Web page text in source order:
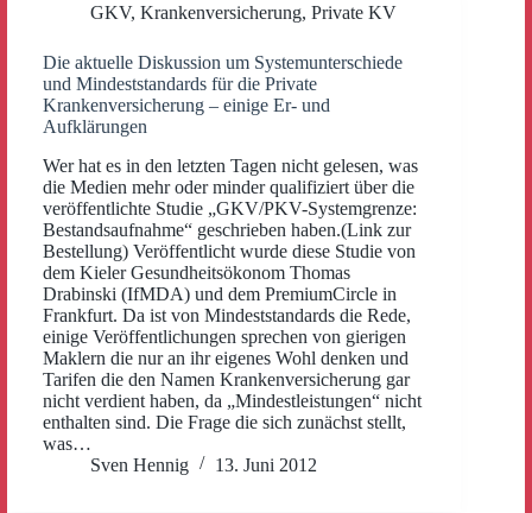
GKV, Krankenversicherung, Private KV
Die aktuelle Diskussion um Systemunterschiede
und Mindeststandards für die Private
Krankenversicherung – einige Er- und
Aufklärungen
Wer hat es in den letzten Tagen nicht gelesen, was
die Medien mehr oder minder qualifiziert über die
veröffentlichte Studie „GKV/PKV-Systemgrenze:
Bestandsaufnahme“ geschrieben haben.(Link zur
Bestellung) Veröffentlicht wurde diese Studie von
dem Kieler Gesundheitsökonom Thomas
Drabinski (IfMDA) und dem PremiumCircle in
Frankfurt. Da ist von Mindeststandards die Rede,
einige Veröffentlichungen sprechen von gierigen
Maklern die nur an ihr eigenes Wohl denken und
Tarifen die den Namen Krankenversicherung gar
nicht verdient haben, da „Mindestleistungen“ nicht
enthalten sind. Die Frage die sich zunächst stellt,
was…
Sven Hennig
13. Juni 2012